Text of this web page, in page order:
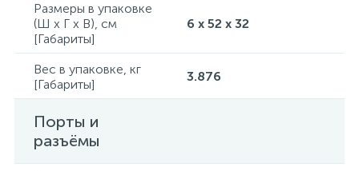
Размеры в упаковке
(Ш x Г x В), см
[Габариты]
6 x 52 x 32
Вес в упаковке, кг
[Габариты]
3.876
Порты и
разъёмы